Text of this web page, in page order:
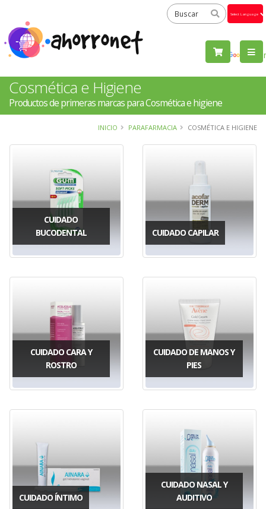
by
Cosmética e Higiene
Productos de primeras marcas para Cosmética e higiene
INICIO PARAFARMACIA COSMÉTICA E HIGIENE
CUIDADO
BUCODENTAL
CUIDADO CAPILAR
CUIDADO CARA Y
ROSTRO
CUIDADO DE MANOS Y
PIES
CUIDADO ÍNTIMO
CUIDADO NASAL Y
AUDITIVO